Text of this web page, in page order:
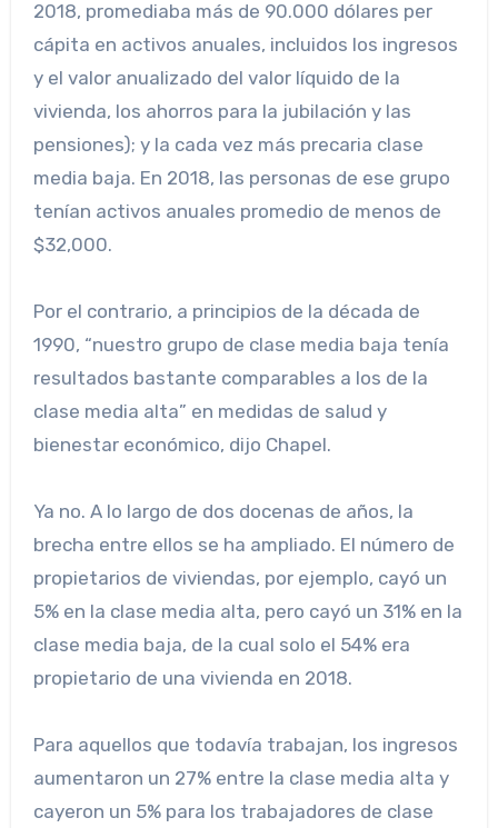
2018, promediaba más de 90.000 dólares per
cápita en activos anuales, incluidos los ingresos
y el valor anualizado del valor líquido de la
vivienda, los ahorros para la jubilación y las
pensiones); y la cada vez más precaria clase
media baja. En 2018, las personas de ese grupo
tenían activos anuales promedio de menos de
$32,000.
Por el contrario, a principios de la década de
1990, “nuestro grupo de clase media baja tenía
resultados bastante comparables a los de la
clase media alta” en medidas de salud y
bienestar económico, dijo Chapel.
Ya no. A lo largo de dos docenas de años, la
brecha entre ellos se ha ampliado. El número de
propietarios de viviendas, por ejemplo, cayó un
5% en la clase media alta, pero cayó un 31% en la
clase media baja, de la cual solo el 54% era
propietario de una vivienda en 2018.
Para aquellos que todavía trabajan, los ingresos
aumentaron un 27% entre la clase media alta y
cayeron un 5% para los trabajadores de clase